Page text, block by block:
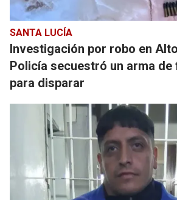
SANTA LUCÍA
Investigación por robo en
Policía secuestró un arma de
para disparar